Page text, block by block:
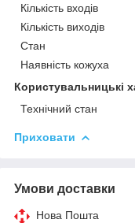
Кількість входів
Кількість виходів
Стан
Наявність кожуха
Користувальницькі
Технічний стан
Приховати
Умови доставки
Нова Пошта